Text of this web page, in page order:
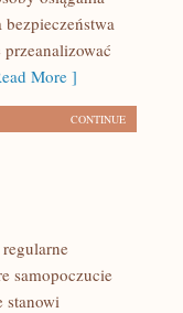
More ]
CONTINUE
samopoczucie
stanowi